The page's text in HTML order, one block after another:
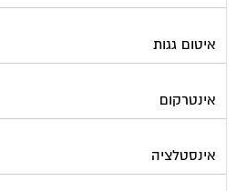
איטום גגות
אינטרקום
אינסטלציה